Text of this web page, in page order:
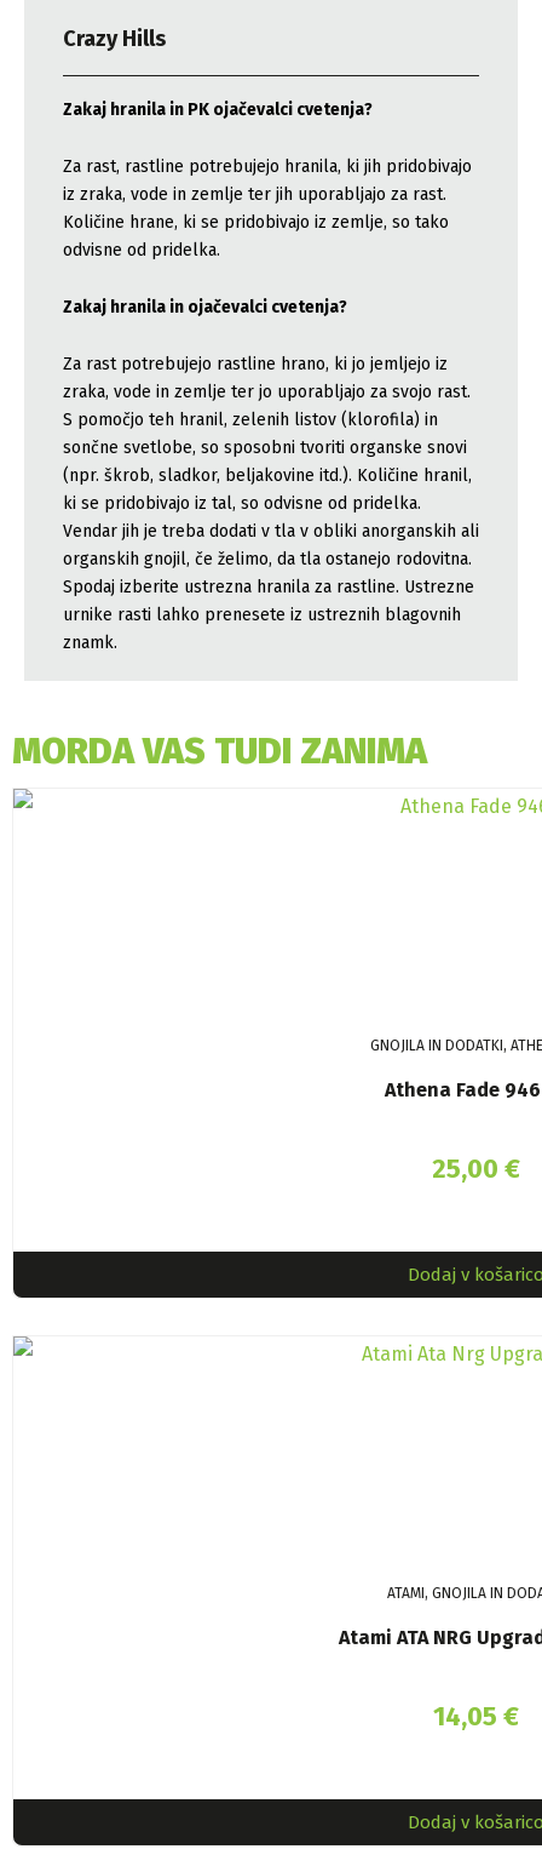
Crazy Hills
Zakaj hranila in PK ojačevalci cvetenja?
Za rast, rastline potrebujejo hranila, ki jih pridobivajo
iz zraka, vode in zemlje ter jih uporabljajo za rast.
Količine hrane, ki se pridobivajo iz zemlje, so tako
odvisne od pridelka.
Zakaj hranila in ojačevalci cvetenja?
Za rast potrebujejo rastline hrano, ki jo jemljejo iz
zraka, vode in zemlje ter jo uporabljajo za svojo rast.
S pomočjo teh hranil, zelenih listov (klorofila) in
sončne svetlobe, so sposobni tvoriti organske snovi
(npr. škrob, sladkor, beljakovine itd.). Količine hranil,
ki se pridobivajo iz tal, so odvisne od pridelka.
Vendar jih je treba dodati v tla v obliki anorganskih ali
organskih gnojil, če želimo, da tla ostanejo rodovitna.
Spodaj izberite ustrezna hranila za rastline. Ustrezne
urnike rasti lahko prenesete iz ustreznih blagovnih
znamk.
MORDA VAS TUDI ZANIMA
GNOJILA IN DODATKI,
Athena Fade
25,00 €
Dodaj v
ATAMI, GNOJILA IN
Atami ATA NRG
14,05 €
Dodaj v